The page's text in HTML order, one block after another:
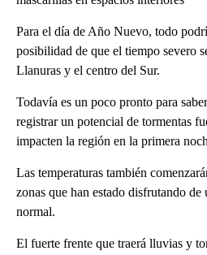
Para el día de Año Nuevo, todo
posibilidad de que el tiempo severo
Llanuras y el centro del Sur.
Todavía es un poco pronto para
registrar un potencial de tormentas
impacten la región en la primera
Las temperaturas también
zonas que han estado disfrutando
normal.
El fuerte frente que traerá lluvias y